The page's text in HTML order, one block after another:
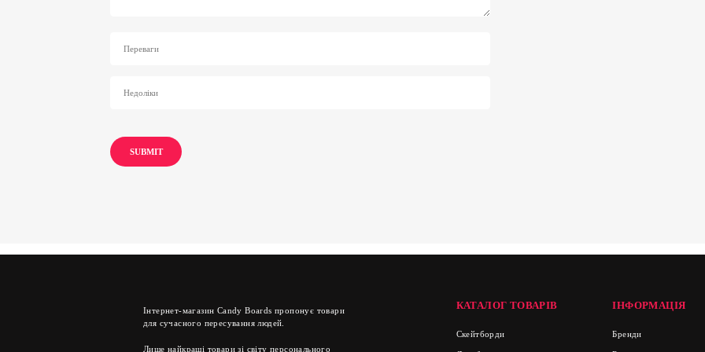
Інтернет-магазин Candy Boards пропонує товари
для сучасного пересування людей.
Лише найкращі товари зі світу персонального
КАТАЛОГ ТОВАРІВ
Скейтборди
ІНФОРМАЦІЯ
Бренди